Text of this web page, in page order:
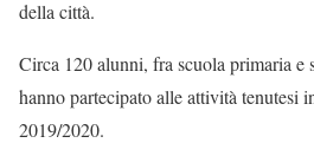
della città.
Circa 120 alunni, fra scuola primaria e
hanno partecipato alle attività tenutesi
2019/2020.